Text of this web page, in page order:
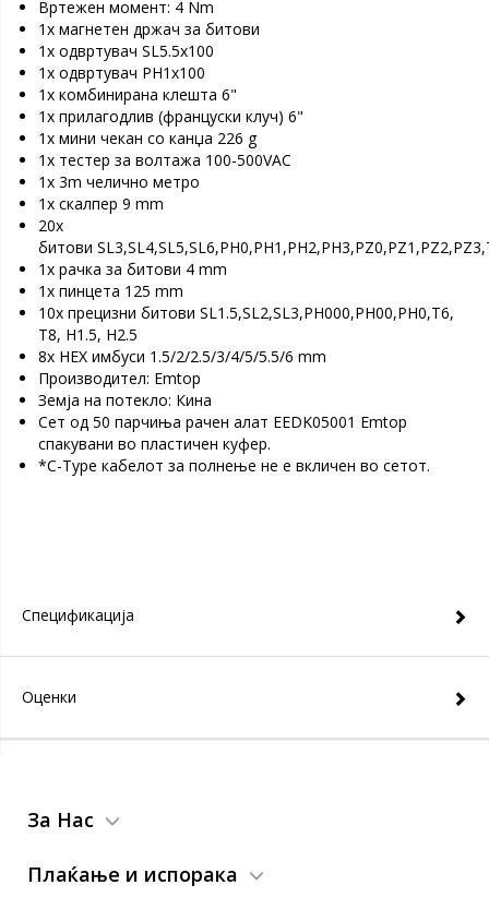
Вртежен момент: 4 Nm
1х магнетен држач за битови
1х одвртувач SL5.5x100
1х одвртувач PH1x100
1x комбинирана клешта 6"
1х прилагодлив (француски клуч) 6"
1х мини чекан со канџа 226 g
1х тестер за волтажа 100-500VAC
1x 3m челично метро
1х скалпер 9 mm
20x
битови
1х рачка за битови 4 mm
1x пинцета 125 mm
10х прецизни битови SL1.5,SL2,SL3,PH000,PH00,PH0,T6,
T8, H1.5, H2.5
8х HEX имбуси 1.5/2/2.5/3/4/5/5.5/6 mm
Производител: Emtop
Земја на потекло: Кина
Сет од 50 парчиња рачен алат EEDK05001 Emtop
спакувани во пластичен куфер.
*C-Type кабелот за полнење не е вкличен во сетот.
Спецификација
Оценки
За Нас
Плаќање и испорака